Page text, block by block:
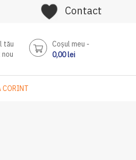
Contact
tău
Coşul meu
0,00 lei
CORINT